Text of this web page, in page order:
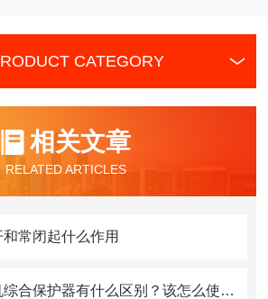
CATEGORY
相关文章
RELATED ARTICLES
常闭起什么作用
热继电器和电机综合保护器有什么区别？该怎么使用？